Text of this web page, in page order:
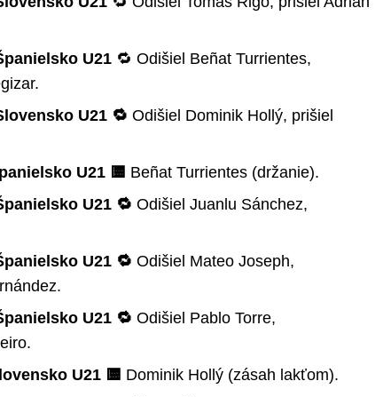
U21 🔁 Odišiel Beñat Turrientes,
U21 🔁 Odišiel Dominik Hollý, prišiel
U21 🟨 Beñat Turrientes (držanie).
U21 🔁 Odišiel Juanlu Sánchez,
U21 🔁 Odišiel Mateo Joseph,
U21 🔁 Odišiel Pablo Torre,
U21 🟨 Dominik Hollý (zásah lakťom).